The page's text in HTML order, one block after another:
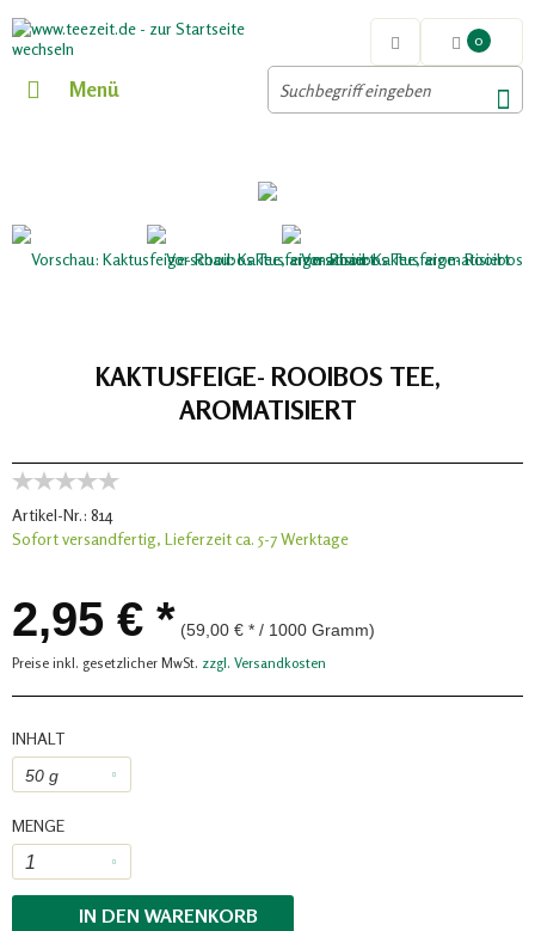
0
Menü
KAKTUSFEIGE- ROOIBOS TEE,
AROMATISIERT
Artikel-Nr.: 814
Sofort versandfertig, Lieferzeit ca. 5-7 Werktage
2,95 € * (59,00 € * / 1000 Gramm)
Preise inkl. gesetzlicher MwSt. zzgl. Versandkosten
INHALT
MENGE
IN DEN WARENKORB